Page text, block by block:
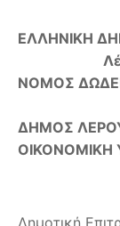
Λέρος
ΝΟΜΟΣ
Αρ.
ΔΗΜΟΣ
ΟΙΚΟΝΟΜΙΚΗ
Δημοτική